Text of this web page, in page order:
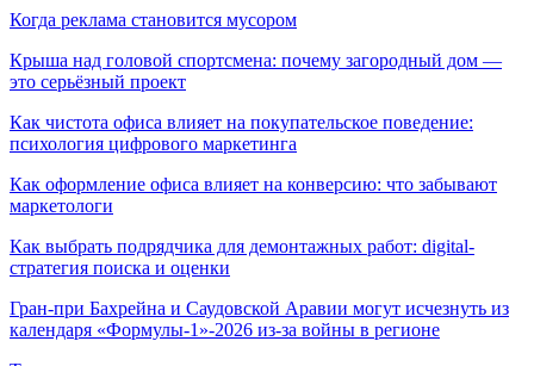
Когда реклама становится мусором
Крыша над головой спортсмена: почему загородный дом —
это серьёзный проект
Как чистота офиса влияет на покупательское поведение:
психология цифрового маркетинга
Как оформление офиса влияет на конверсию: что забывают
маркетологи
Как выбрать подрядчика для демонтажных работ: digital-
стратегия поиска и оценки
Гран-при Бахрейна и Саудовской Аравии могут исчезнуть из
календаря «Формулы-1»-2026 из-за войны в регионе